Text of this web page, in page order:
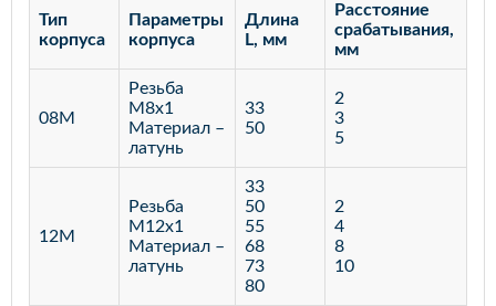
Тип
корпуса
Параметры
корпуса
Длина
L, мм
Расстояние
срабатывания,
мм
08M
Резьба
М8х1
Материал –
латунь
33
50
2
3
5
12M
Резьба
М12х1
Материал –
латунь
33
50
55
68
73
80
2
4
8
10